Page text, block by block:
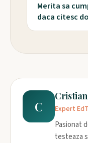
Merita sa
daca citesc
C Expert
Pasionat
testeaza